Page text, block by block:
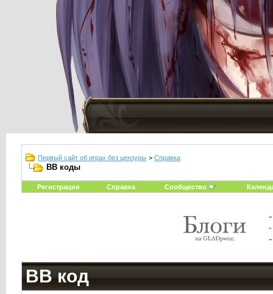
Первый сайт об играх без цензуры > Справка
BB коды
Регистрация Справка Сообщество
BB код